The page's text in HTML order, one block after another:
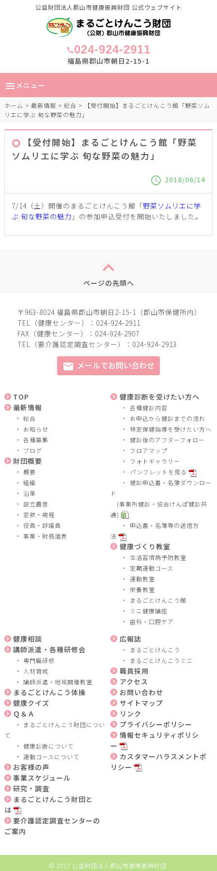
公益財団法人郡山市健康振興財団 公式ウェブサイト
call024-924-2911
福島県郡山市朝日2-15-1
menu メニュー
ホーム > 最新情報 > 総合 > 【受付開始】まるごとけんこう館「野菜ソム
リエに学ぶ 旬な野菜の魅力」
【受付開始】まるごとけんこう館「野菜
ソムリエに学ぶ 旬な野菜の魅力」
schedule 2018/06/14
7/14（土）開催のまるごとけんこう館「野菜ソムリエに学
ぶ 旬な野菜の魅力 」の参加申込受付を開始いたしました。
expand_less
ページの先頭へ
〒963-8024 福島県郡山市朝日2-15-1（郡山市保健所内）
TEL（健康センター）：024-924-2911
FAX（健康センター）：024-924-2907
TEL（要介護認定調査センター）：024-924-2913
mail メールでお問い合わせ
TOP
最新情報
総合
お知らせ
各種募集
ブログ
財団概要
概要
組織
沿革
設立趣意
定款・規程
役員・評議員
事業・財務諸表
健康診断を受けたい方へ
各種健診内容
お申込から健診までの流れ
特定保健指導を受けたい方へ
健診後のアフターフォロー
フロアマップ
フォトギャラリー
パンフレットを見る
健診申込書・名簿ダウンロー
ド
(事業所健診・協会けんぽ健診共
通)
申込書・名簿等の送信方
法
健康づくり教室
生活習慣病予防教室
定期運動コース
運動教室
栄養教室
まるごとけんこう館
ミニ健康講座
歯科・口腔ケア
健康相談
講師派遣・各種研修会
専門職研修
人材育成
講師派遣・地域開催教室
まるごとけんこう体操
健康クイズ
Ｑ＆Ａ
まるごとけんこう財団につい
て
健康診断について
運動コースについて
お客様の声
事業スケジュール
研究・調査
まるごとけんこう財団と
は
要介護認定調査センターの
ご案内
広報誌
まるごとけんこう
まるごとけんこうミニ
職員採用
アクセス
お問い合わせ
サイトマップ
リンク
プライバシーポリシー
情報セキュリティポリシ
ー
カスタマーハラスメントポ
リシー
© 2017 公益財団法人郡山市健康振興財団